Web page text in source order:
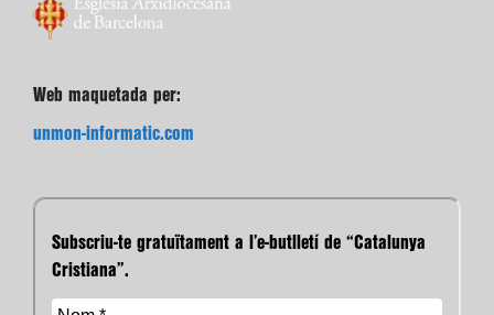
Web maquetada per:
unmon-informatic.com
Subscriu-te gratuïtament a l’e-butlletí de “Catalunya
Cristiana”.